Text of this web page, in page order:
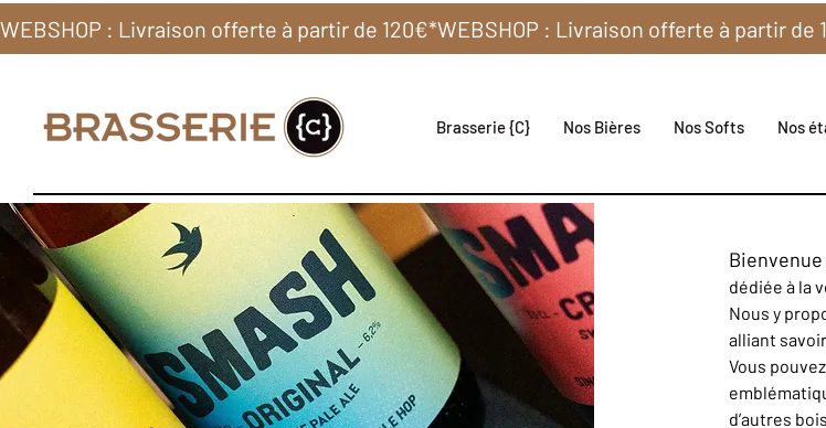
WEBSHOP : Livraison offerte à partir de 120€*
Brasserie {C} Nos Bières Nos Softs Nos
dédiée à la
Nous y
alliant
Vous
d’autres